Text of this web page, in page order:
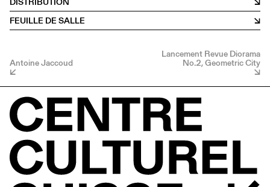
FEUILLE DE SALLE
Antoine Jaccoud
Lancement Revue Diorama
No.2, Geometric City